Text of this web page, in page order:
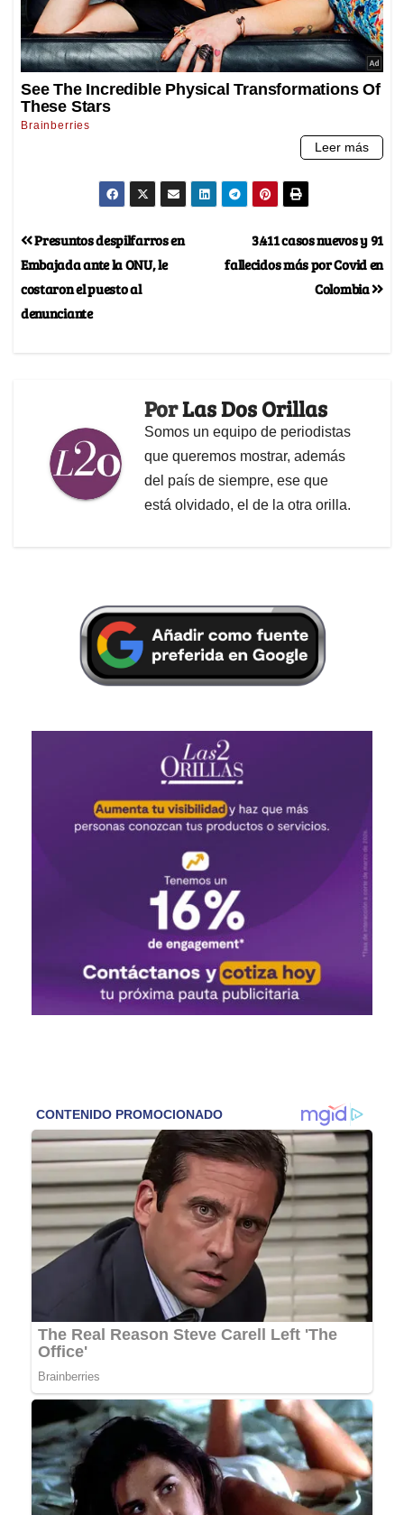
3.411 casos nuevos y 91
fallecidos más por Covid en
Colombia
Presuntos despilfarros en
Embajada ante la ONU, le
costaron el puesto al
denunciante
PorLas Dos Orillas
Somos un equipo de periodistas
que queremos mostrar, además
del país de siempre, ese que
está olvidado, el de la otra orilla.